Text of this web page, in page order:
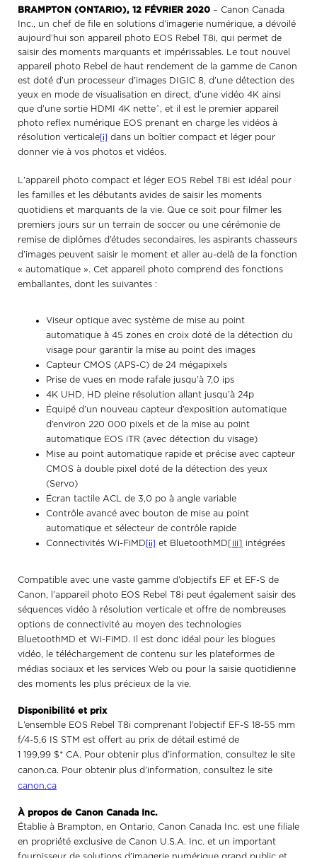
BRAMPTON (ONTARIO), 12 FÉVRIER 2020 – Canon Canada
Inc., un chef de file en solutions d’imagerie numérique, a dévoilé
aujourd’hui son appareil photo EOS Rebel T8i, qui permet de
saisir des moments marquants et impérissables. Le tout nouvel
appareil photo Rebel de haut rendement de la gamme de Canon
est doté d’un processeur d’images DIGIC 8, d’une détection des
yeux en mode de visualisation en direct, d’une vidéo 4K ainsi
que d’une sortie HDMI 4K netteˆ, et il est le premier appareil
photo reflex numérique EOS prenant en charge les vidéos à
résolution verticale [i]
dans un boîtier compact et léger pour
donner vie à vos photos et vidéos.
L’appareil photo compact et léger EOS Rebel T8i est idéal pour
les familles et les débutants avides de saisir les moments
quotidiens et marquants de la vie. Que ce soit pour filmer les
premiers jours sur un terrain de soccer ou une cérémonie de
remise de diplômes d’études secondaires, les aspirants chasseurs
d’images peuvent saisir le moment et aller au-delà de la fonction
« automatique ». Cet appareil photo comprend des fonctions
emballantes, dont les suivantes :
Viseur optique avec système de mise au point
automatique à 45 zones en croix doté de la détection du
visage pour garantir la mise au point des images
Capteur CMOS (APS-C) de 24 mégapixels
Prise de vues en mode rafale jusqu’à 7,0 ips
4K UHD, HD pleine résolution allant jusqu’à 24p
Équipé d’un nouveau capteur d’exposition automatique
d’environ 220 000 pixels et de la mise au point
automatique EOS iTR (avec détection du visage)
Mise au point automatique rapide et précise avec capteur
CMOS à double pixel doté de la détection des yeux
(Servo)
Écran tactile ACL de 3,0 po à angle variable
Contrôle avancé avec bouton de mise au point
automatique et sélecteur de contrôle rapide
Connectivités Wi-FiMD [ii] et BluetoothMD[iii] intégrées
Compatible avec une vaste gamme d’objectifs EF et EF-S de
Canon, l’appareil photo EOS Rebel T8i peut également saisir des
séquences vidéo à résolution verticale et offre de nombreuses
options de connectivité au moyen des technologies
BluetoothMD et Wi-FiMD. Il est donc idéal pour les blogues
vidéo, le téléchargement de contenu sur les plateformes de
médias sociaux et les services Web ou pour la saisie quotidienne
des moments les plus précieux de la vie.
Disponibilité et prix
L’ensemble EOS Rebel T8i comprenant l’objectif EF-S 18-55 mm
f/4-5,6 IS STM est offert au prix de détail estimé de
1 199,99 $* CA. Pour obtenir plus d’information, consultez le site
canon.ca. Pour obtenir plus d’information, consultez le site
canon.ca
À propos de Canon Canada Inc.
Établie à Brampton, en Ontario, Canon Canada Inc. est une filiale
en propriété exclusive de Canon U.S.A. Inc. et un important